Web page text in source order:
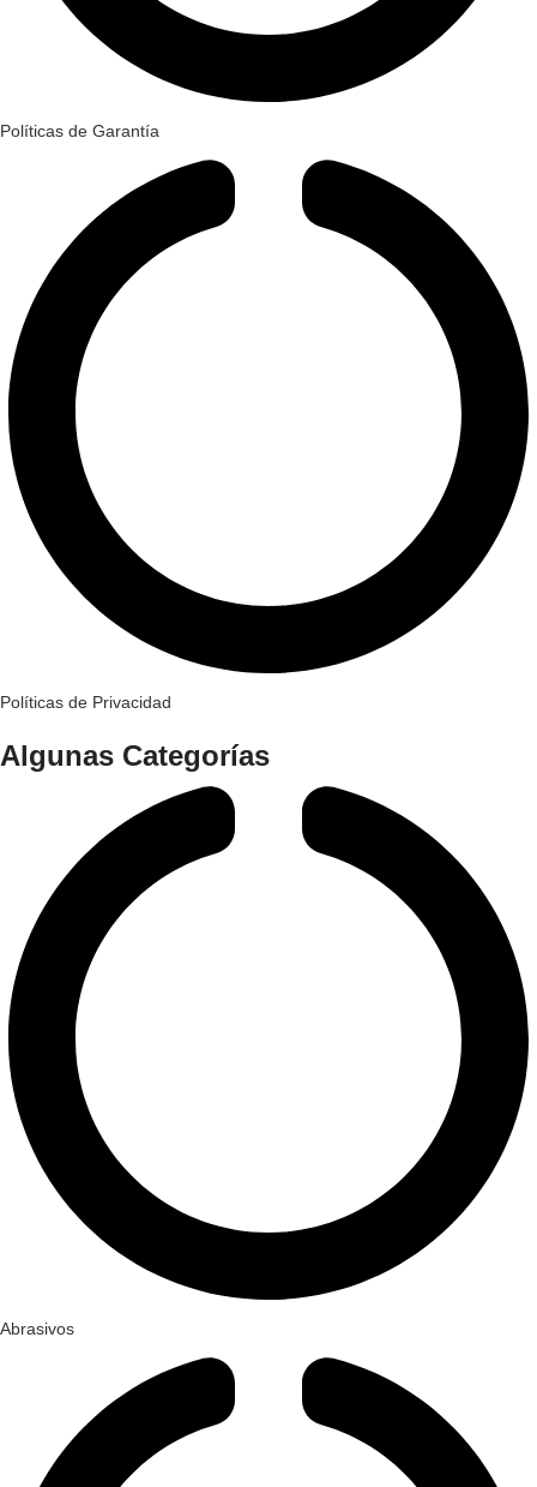
Políticas de Garantía
Políticas de Privacidad
Algunas Categorías
Abrasivos